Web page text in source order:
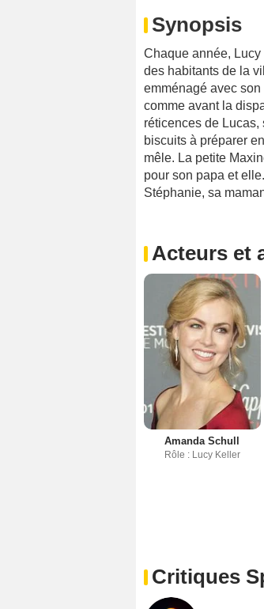
Synopsis
Chaque année,
des habitants de la
emménagé avec
comme avant la
réticences de
biscuits à préparer
mêle. La petite
pour son papa et
Stéphanie, sa
Acteurs et
Amanda Schull
Rôle : Lucy Keller
Critiques